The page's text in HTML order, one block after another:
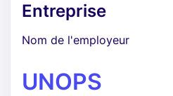
Entreprise
Nom de l'employeur
UNOPS